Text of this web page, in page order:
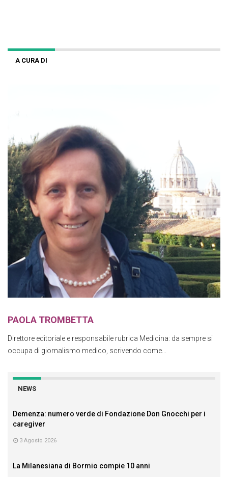
A CURA DI
PAOLA TROMBETTA
Direttore editoriale e responsabile rubrica Medicina: da sempre si
occupa di giornalismo medico, scrivendo come...
NEWS
Demenza: numero verde di Fondazione Don Gnocchi per i
caregiver
3 Agosto 2026
La Milanesiana di Bormio compie 10 anni